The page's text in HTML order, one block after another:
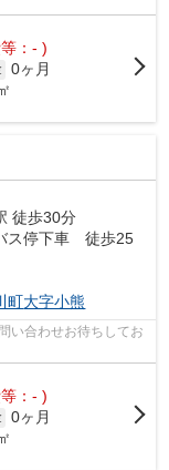
：- )
0ヶ月
徒歩30分
ス停下車 徒歩25
町大字小熊
い合わせお待ちしてお
：- )
0ヶ月